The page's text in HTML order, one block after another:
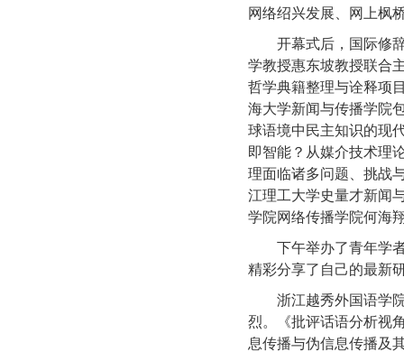
网络绍兴发展、网上枫
开幕式后，国际修
学教授惠东坡教授联合
哲学典籍整理与诠释项
海大学新闻与传播学院
球语境中民主知识的现
即智能？从媒介技术理
理面临诸多问题、挑战
江理工大学史量才新闻
学院网络传播学院何海
下午举办了青年学
精彩分享了自己的最新
浙江越秀外国语学
烈。《批评话语分析视
息传播与伪信息传播及